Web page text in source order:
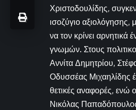
Χριστοδουλίδης,
ισοζύγιο
να τον κρίνει αρνητικά
γνωμών. Στους
Αννίτα Δημητρίου,
Οδυσσέας Μιχαηλίδης
θετικές αναφορές, ενώ
Νικόλας